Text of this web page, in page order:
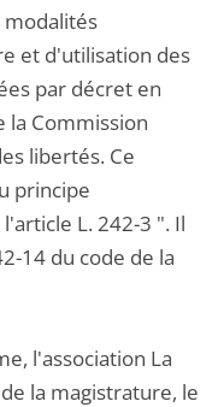
modalités
et d'utilisation des
par décret en
la Commission
libertés. Ce
principe
L. 242-3 ". Il
14 du code de la
l'association La
la magistrature, le